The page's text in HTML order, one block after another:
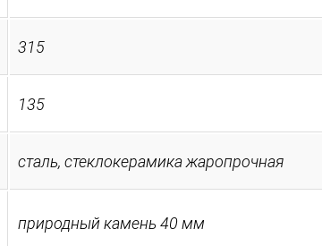
315
135
сталь, стеклокерамика жаропрочная
природный камень 40 мм